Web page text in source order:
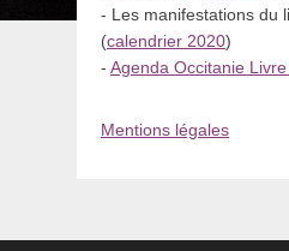
- Les manifestations du
(calendrier 2020)
- Agenda Occitanie
Mentions légales